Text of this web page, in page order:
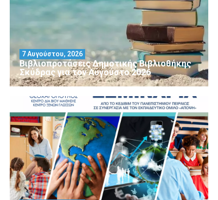
Βιβλιοπροτάσεις Δημοτικής Βιβλιοθήκης
Σκύδρας για τον Αύγούστο 2026
7 Αυγούστου, 2026